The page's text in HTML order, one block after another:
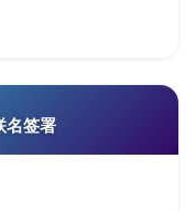
名签署